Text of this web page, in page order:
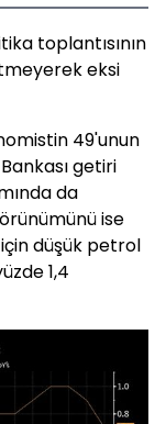
toplantısının
eksi
49'unun
getiri
da
ise
için düşük petrol
1,4